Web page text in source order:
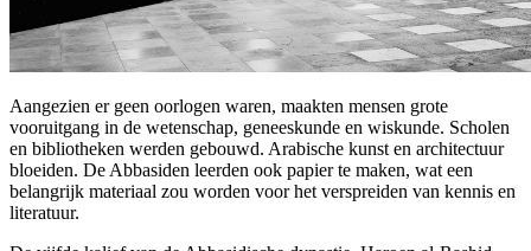
Aangezien er geen oorlogen waren, maakten mensen grote
vooruitgang in de wetenschap, geneeskunde en wiskunde. Scholen
en bibliotheken werden gebouwd. Arabische kunst en architectuur
bloeiden. De Abbasiden leerden ook papier te maken, wat een
belangrijk materiaal zou worden voor het verspreiden van kennis en
literatuur.